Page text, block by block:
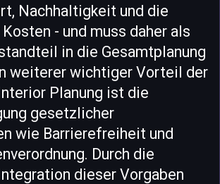
Nachhaltigkeit und die
- und muss daher als
in die Gesamtplanung
weiterer wichtiger Vorteil der
Planung ist die
gesetzlicher
wie Barrierefreiheit und
Durch die
dieser Vorgaben